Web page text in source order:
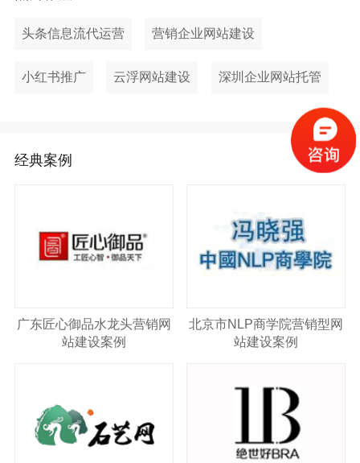
头条信息流代运营 营销企业网站建设
小红书推广 云浮网站建设 深圳企业网站托管
经典案例
广东匠心御品水龙头营销网
站建设案例
北京市NLP商学院营销型网
站建设案例